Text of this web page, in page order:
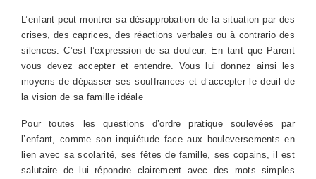
L’enfant peut montrer sa désapprobation de la situation par des
crises, des caprices, des réactions verbales ou à contrario des
silences. C’est l’expression de sa douleur. En tant que Parent
vous devez accepter et entendre. Vous lui donnez ainsi les
moyens de dépasser ses souffrances et d’accepter le deuil de
la vision de sa famille idéale
Pour toutes les questions d’ordre pratique soulevées par
l’enfant, comme son inquiétude face aux bouleversements en
lien avec sa scolarité, ses fêtes de famille, ses copains, il est
salutaire de lui répondre clairement avec des mots simples